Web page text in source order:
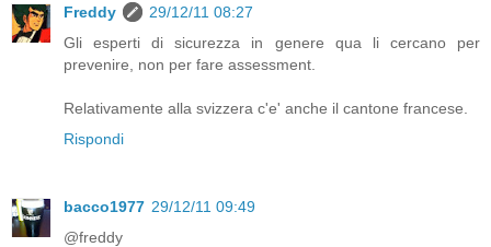
Freddy
29/12/11 08:27
Gli esperti di sicurezza in genere qua li cercano per
prevenire, non per fare assessment.
Relativamente alla svizzera c'e' anche il cantone francese.
Rispondi
bacco1977 29/12/11 09:49
@freddy